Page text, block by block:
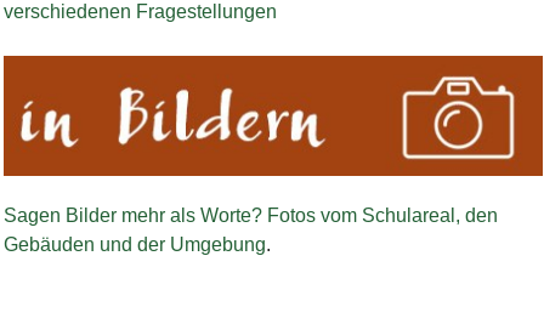
verschiedenen Fragestellungen
Sagen Bilder mehr als Worte? Fotos vom Schulareal, den
Gebäuden und der Umgebung.